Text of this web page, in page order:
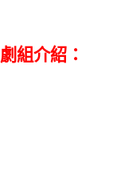
劇組介紹：